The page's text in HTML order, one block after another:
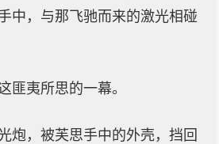
中，与那飞驰而来的激光相碰
匪夷所思的一幕。
炮，被芙思手中的外壳，挡回